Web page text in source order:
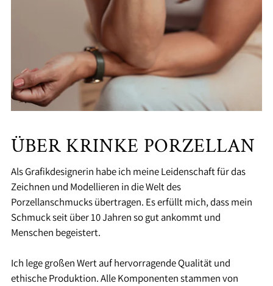
ÜBER KRINKE PORZELLAN
Als Grafikdesignerin habe ich meine Leidenschaft für das
Zeichnen und Modellieren in die Welt des
Porzellanschmucks übertragen. Es erfüllt mich, dass mein
Schmuck seit über 10 Jahren so gut ankommt und
Menschen begeistert.
Ich lege großen Wert auf hervorragende Qualität und
ethische Produktion. Alle Komponenten stammen von